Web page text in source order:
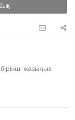
жазыңыз